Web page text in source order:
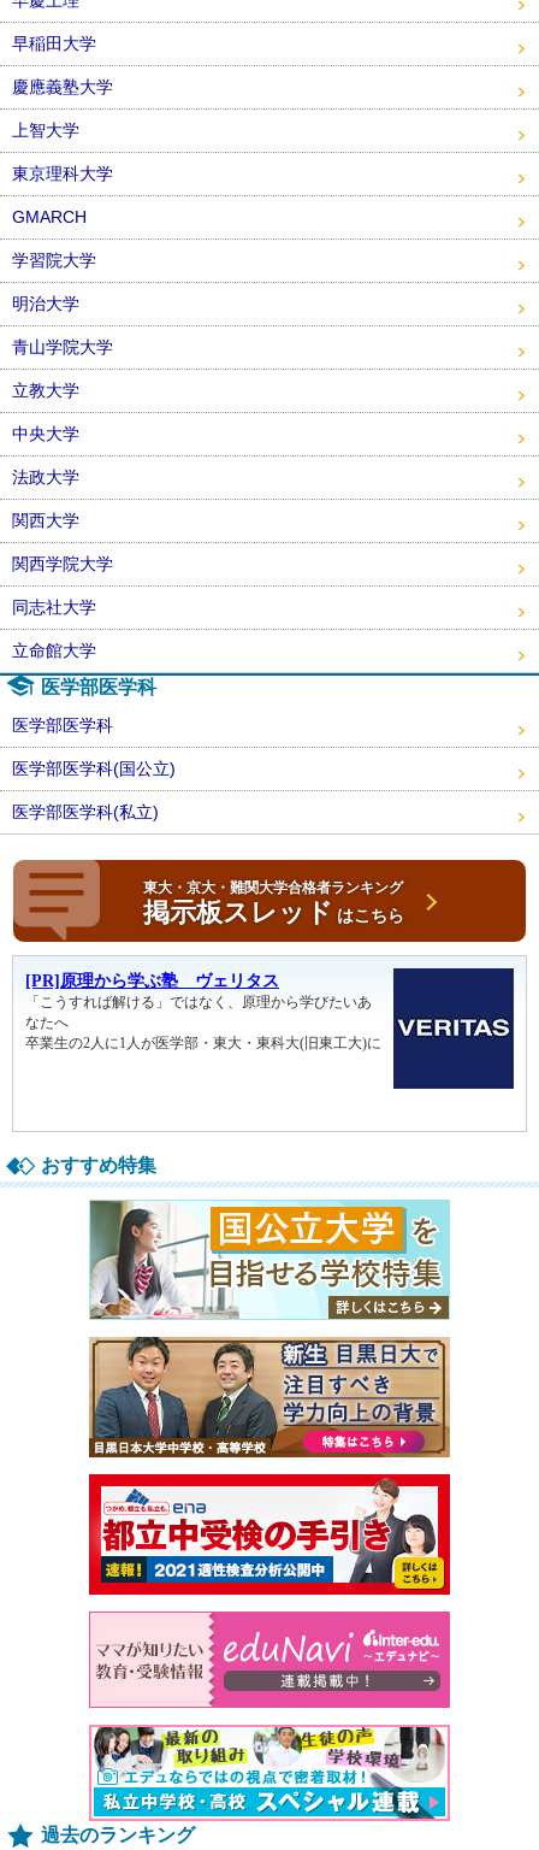
早稲田大学
慶應義塾大学
上智大学
東京理科大学
GMARCH
学習院大学
明治大学
青山学院大学
立教大学
中央大学
法政大学
関西大学
関西学院大学
同志社大学
立命館大学
医学部医学科
医学部医学科
医学部医学科(国公立)
医学部医学科(私立)
東大・京大・難関大学合格者ランキング
掲示板スレッド はこちら
おすすめ特集
過去のランキング